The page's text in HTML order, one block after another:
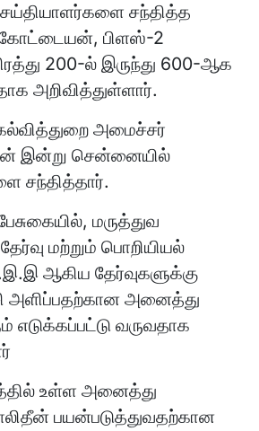
சந்தித்த
பிளஸ்-2
200-ல் இருந்து 600-ஆக
அறிவித்துள்ளார்.
அமைச்சர்
இன்று சென்னையில்
சந்தித்தார்.
மருத்துவ
மற்றும் பொறியியல்
ஆகிய தேர்வுகளுக்கு
அளிப்பதற்கான அனைத்து
எடுக்கப்பட்டு வருவதாக
உள்ள அனைத்து
பயன்படுத்துவதற்கான